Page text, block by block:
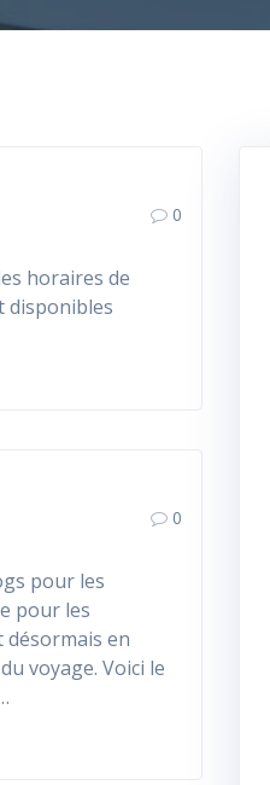
0
horaires de
disponibles
0
pour les
pour les
désormais en
voyage. Voici le